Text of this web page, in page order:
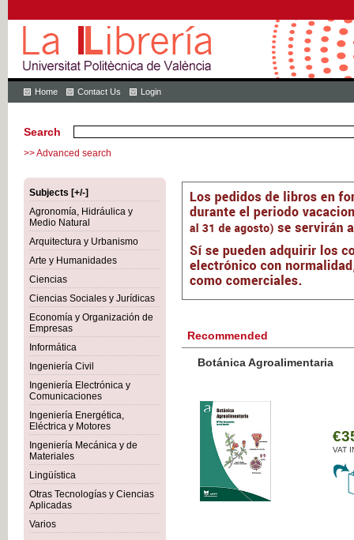
Home Contact Us Login
Search
>> Advanced search
Subjects [+/-]
Agronomía, Hidráulica y
Medio Natural
Arquitectura y Urbanismo
Arte y Humanidades
Ciencias
Ciencias Sociales y Jurídicas
Economía y Organización de
Empresas
Informática
Ingeniería Civil
Ingeniería Electrónica y
Comunicaciones
Ingeniería Energética,
Eléctrica y Motores
Ingeniería Mecánica y de
Materiales
Lingüística
Otras Tecnologías y Ciencias
Aplicadas
Varios
Recommended
Botánica Agroalimentaria
VAT